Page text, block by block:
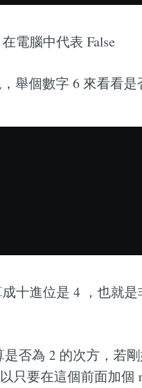
電腦中代表 False
舉個數字 6 來看看是
十進位是 4 ，也就
否為 2 的次方，若
只要在這個前面加個